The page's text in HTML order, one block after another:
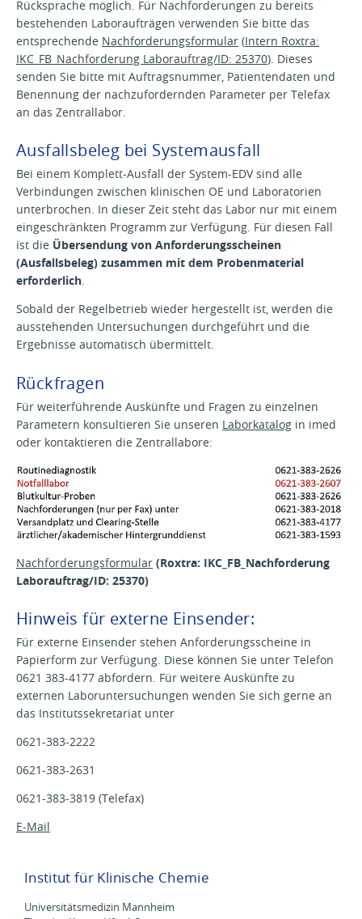
Rücksprache möglich. Für Nachforderungen zu bereits
bestehenden Laboraufträgen verwenden Sie bitte das
entsprechende Nachforderungsformular (Intern Roxtra:
IKC_FB_Nachforderung Laborauftrag/ID: 25370). Dieses
senden Sie bitte mit Auftragsnummer, Patientendaten und
Benennung der nachzufordernden Parameter per Telefax
an das Zentrallabor.
Ausfallsbeleg bei Systemausfall
Bei einem Komplett-Ausfall der System-EDV sind alle
Verbindungen zwischen klinischen OE und Laboratorien
unterbrochen. In dieser Zeit steht das Labor nur mit einem
eingeschränkten Programm zur Verfügung. Für diesen Fall
ist die Übersendung von Anforderungsscheinen
(Ausfallsbeleg) zusammen mit dem Probenmaterial
erforderlich.
Sobald der Regelbetrieb wieder hergestellt ist, werden die
ausstehenden Untersuchungen durchgeführt und die
Ergebnisse automatisch übermittelt.
Rückfragen
Für weiterführende Auskünfte und Fragen zu einzelnen
Parametern konsultieren Sie unseren Laborkatalog in imed
oder kontaktieren die Zentrallabore:
Nachforderungsformular (Roxtra: IKC_FB_Nachforderung
Laborauftrag/ID: 25370)
Hinweis für externe Einsender:
Für externe Einsender stehen Anforderungsscheine in
Papierform zur Verfügung. Diese können Sie unter Telefon
0621 383-4177 abfordern. Für weitere Auskünfte zu
externen Laboruntersuchungen wenden Sie sich gerne an
das Institutssekretariat unter
0621-383-2222
0621-383-2631
0621-383-3819 (Telefax)
E-Mail
Institut für Klinische Chemie
Universitätsmedizin Mannheim